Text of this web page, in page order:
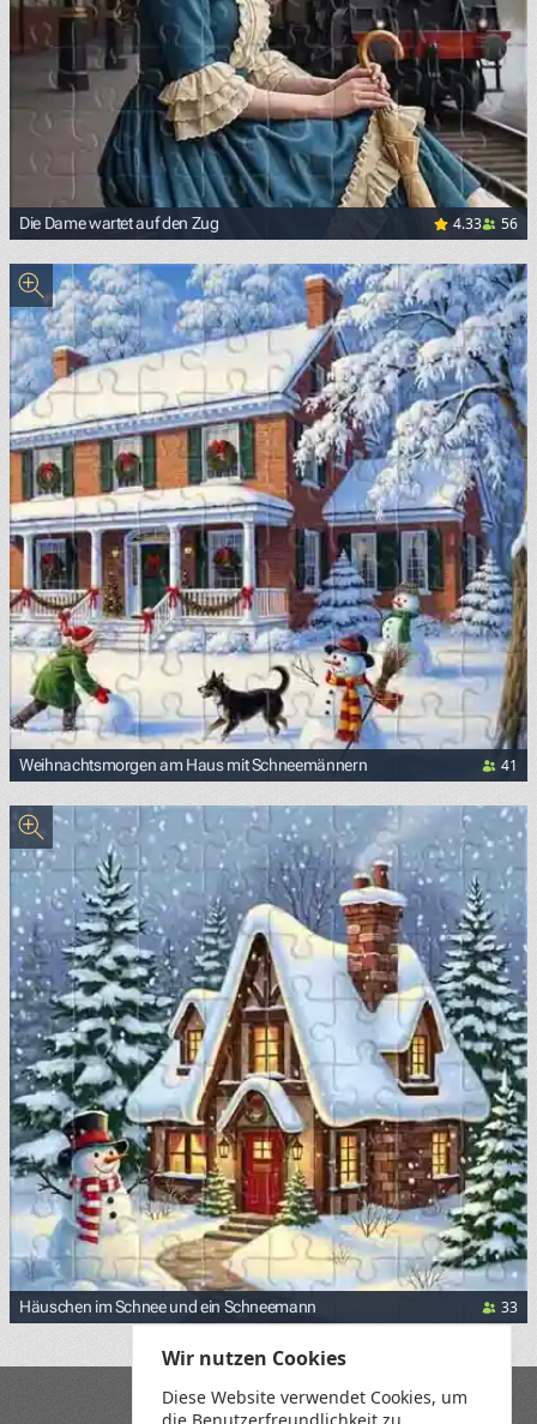
Die Dame wartet auf den Zug 4.33 56
Weihnachtsmorgen am Haus mit Schneemännern 41
Häuschen im Schnee und ein Schneemann 33
Blog
Wir nutzen Cookies
Diese Website verwendet Cookies, um